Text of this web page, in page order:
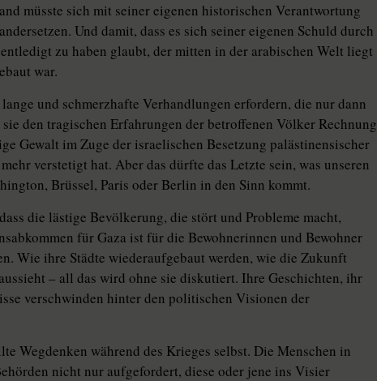
müsste sich mit seiner eigenen historischen Verantwortung
Und damit, dass es sich seiner eigenen Schuld durch
zu haben glaubt, der mitten in der arabischen Welt liegt
war.
und schmerzhafte Verhandlungen erfordern, die nur dann
den tragischen Erfahrungen der betroffenen Völker Rechnung
Gewalt im Zuge der israelischen Besetzung palästinensischer
verstetigt hat. Aber das dürfte das Letzte sein, was unseren
Brüssel, Paris oder Berlin in den Sinn kommt.
die lästige Bevölkerung, die stört und Probleme macht,
für Gaza ist für die Bewohnerinnen und Bewohner
Wie ihre Städte wiederaufgebaut werden, wie die Zukunft
– all das wird ohne sie diskutiert. Ihre Geschichten, ihr
verschwinden hinter den politischen Visionen der
Wegdenken während des Krieges selbst. Die Menschen in
nicht nur aufgefordert, diese oder jene ins Visier